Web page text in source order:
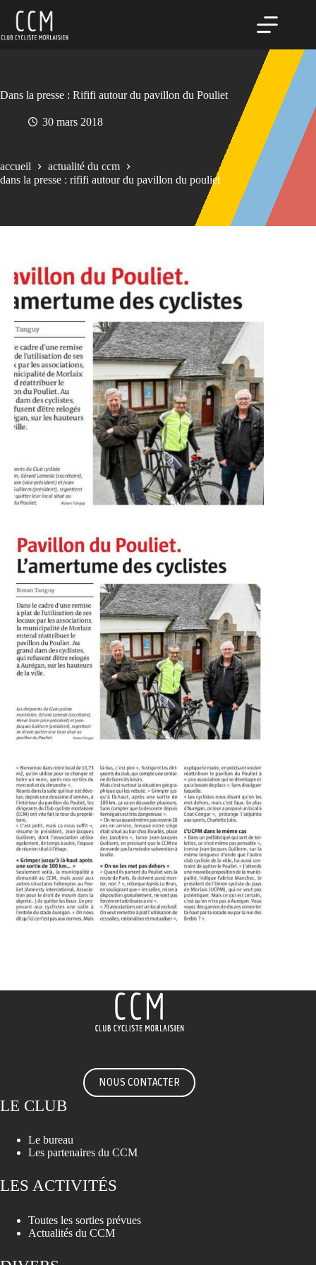
contenu
Dans la presse : Rififi autour du pavillon du Pouliet
30 mars 2018
accueil
actualité du ccm
dans la presse : rififi autour du pavillon du pouliet
NOUS CONTACTER
LE CLUB
Le bureau
Les partenaires du CCM
LES ACTIVITÉS
Toutes les sorties prévues
Actualités du CCM